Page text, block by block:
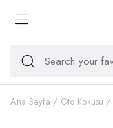
Ana Sayfa Oto Kokusu